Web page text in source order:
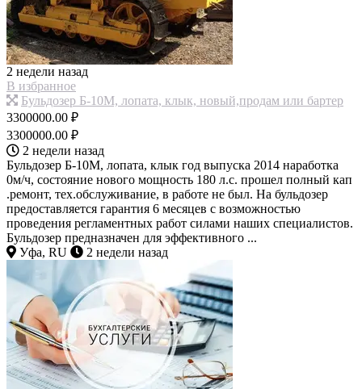
2 недели назад
В избранное
Бульдозер Б-10М, лопата, клык, новый,продам или бартер
3300000.00 ₽
3300000.00 ₽
2 недели назад
Бульдозер Б-10М, лопата, клык год выпуска 2014 наработка
0м/ч, состояние нового мощность 180 л.с. прошел полный кап
.ремонт, тех.обслуживание, в работе не был. На бульдозер
предоставляется гарантия 6 месяцев с возможностью
проведения регламентных работ силами наших специалистов.
Бульдозер предназначен для эффективного ...
Уфа, RU
2 недели назад